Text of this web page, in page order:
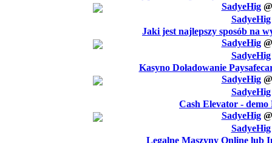
SadyeHig
SadyeHig
Jaki jest najlepszy sposób na
SadyeHig
SadyeHig
Kasyno Doładowanie
SadyeHig
SadyeHig
Cash Elevator - demo
SadyeHig
SadyeHig
Legalne Maszyny Online lub